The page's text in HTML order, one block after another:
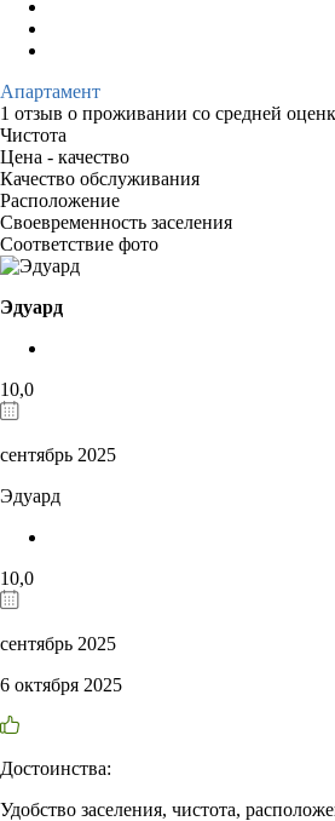
Апартамент
1 отзыв о проживании со средней
Чистота
Цена - качество
Качество обслуживания
Расположение
Своевременность заселения
Соответствие фото
Эдуард
10,0
сентябрь 2025
Эдуард
10,0
сентябрь 2025
6 октября 2025
Достоинства:
Удобство заселения, чистота,